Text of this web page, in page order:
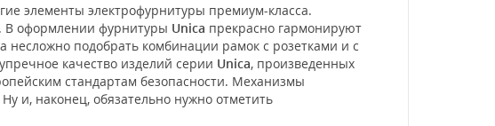
элементы электрофурнитуры премиум-класса.
В оформлении фурнитуры Unica прекрасно гармонируют
подобрать комбинации рамок с розетками и с
качество изделий серии Unica, произведенных
стандартам безопасности. Механизмы
и, наконец, обязательно нужно отметить